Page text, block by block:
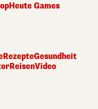
Heute Games
RezepteGesundheit
ReisenVideo